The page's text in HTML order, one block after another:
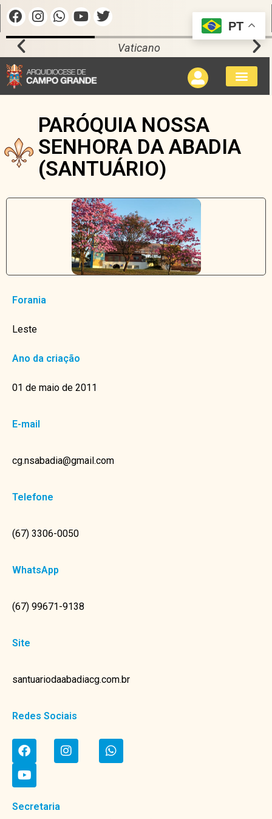
Vaticano
PARÓQUIA NOSSA
SENHORA DA ABADIA
(SANTUÁRIO)
Forania
Leste
Ano da criação
01 de maio de 2011
E-mail
cg.nsabadia@gmail.com
Telefone
(67) 3306-0050
WhatsApp
(67) 99671-9138
Site
santuariodaabadiacg.com.br
Redes Sociais
Secretaria
PT